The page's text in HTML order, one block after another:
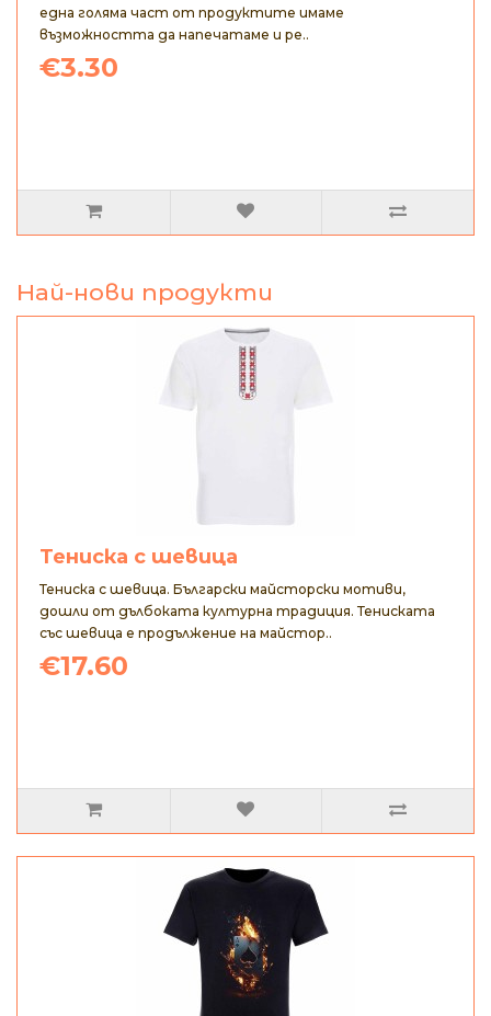
една голяма част от продуктите имаме
възможността да напечатаме и ре..
€3.30
Най-нови продукти
Тениска с шевица
Тениска с шевица. Български майсторски мотиви,
дошли от дълбоката културна традиция. Тениската
със шевица е продължение на майстор..
€17.60